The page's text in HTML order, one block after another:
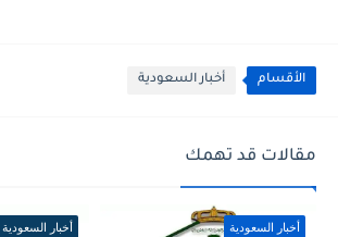
الأقسام أخبار السعودية
مقالات قد تهمك
أخبار السعودية أخبار السعودية